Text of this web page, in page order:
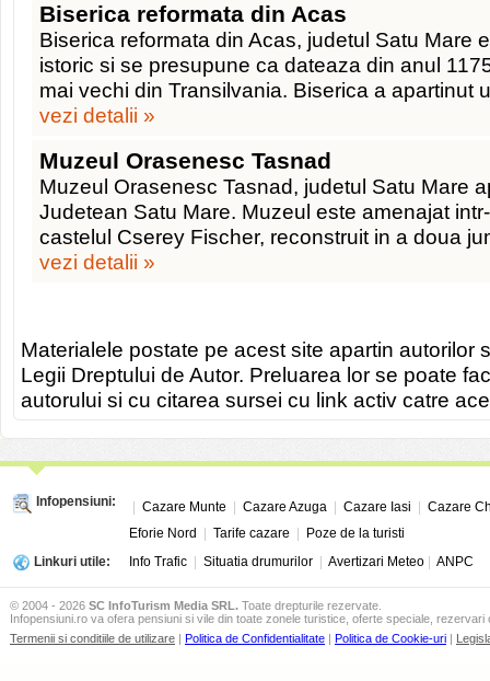
Biserica reformata din Acas
Biserica reformata din Acas, judetul Satu Mare
istoric si se presupune ca dateaza din anul
mai vechi din Transilvania. Biserica a apartinut
vezi detalii »
Muzeul Orasenesc Tasnad
Muzeul Orasenesc Tasnad, judetul Satu Mare
Judetean Satu Mare. Muzeul este amenajat
castelul Cserey Fischer, reconstruit in a doua
vezi detalii »
Materialele postate pe acest site apartin autorilor
Legii Dreptului de Autor. Preluarea lor se poate
autorului si cu citarea sursei cu link activ catre
Infopensiuni: Cazare Munte Cazare Azuga Cazare Iasi
Cazare
Eforie Nord
Tarife cazare
Poze de la turisti
Linkuri utile:
Info Trafic Situatia drumurilor Avertizari Meteo ANPC
© 2004 - 2026 SC InfoTurism Media SRL. Toate drepturile rezervate.
Infopensiuni.ro va ofera pensiuni si vile din toate zonele turistice, oferte speciale, rezervari
Termenii si conditiile de utilizare | Politica de Confidentialitate | Politica de Cookie-uri |